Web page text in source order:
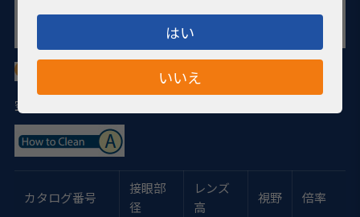
はい
いいえ
空気中100μmに設定
カタログ番号
接眼部
径
レンズ
高
視野 倍率